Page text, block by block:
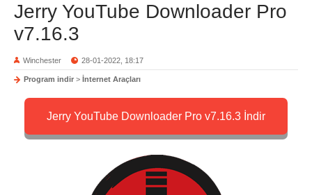
Jerry YouTube Downloader Pro
v7.16.3
Winchester 28-01-2022, 18:17
Program indir > İnternet Araçları
Jerry YouTube Downloader Pro v7.16.3 İndir